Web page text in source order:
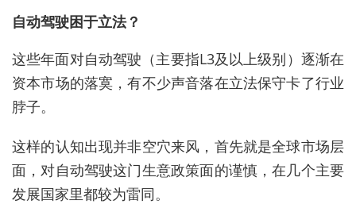
自动驾驶困于立法？
这些年面对自动驾驶（主要指L3及以上级别）逐渐在
资本市场的落寞，有不少声音落在立法保守卡了行业
脖子。
这样的认知出现并非空穴来风，首先就是全球市场层
面，对自动驾驶这门生意政策面的谨慎，在几个主要
发展国家里都较为雷同。